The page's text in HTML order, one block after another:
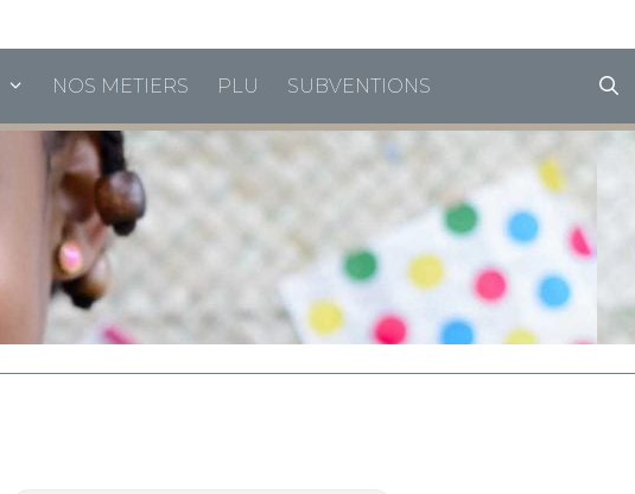
NOS METIERS PLU SUBVENTIONS